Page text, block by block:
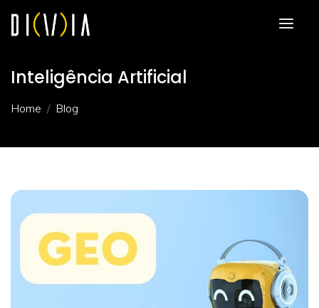
Inteligência Artificial
Home Blog